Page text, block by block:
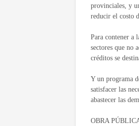
provinciales, y
reducir el costo
Para contener a
sectores que no
créditos se
Y un programa
satisfacer las
abastecer las
OBRA